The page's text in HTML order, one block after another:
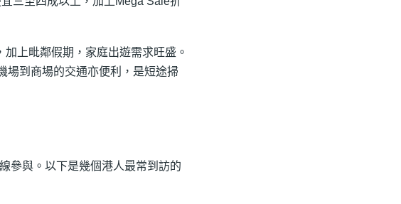
上毗鄰假期，家庭出遊需求旺盛。
場到商場的交通亦便利，是短途掃
參與。以下是幾個港人最常到訪的